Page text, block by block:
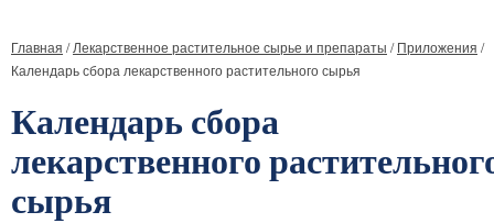
Главная /Лекарственное растительное сырье и препараты /Приложения /
Календарь сбора лекарственного растительного сырья
Календарь сбора
лекарственного
сырья